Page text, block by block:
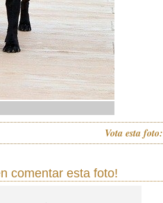
Vota esta foto:
comentar esta foto!